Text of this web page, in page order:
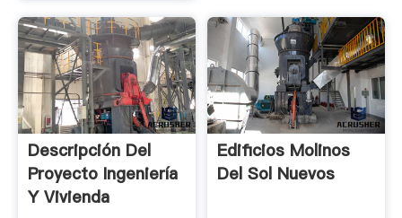
Descripción Del
Proyecto Ingeniería
Y Vivienda
Edificios Molinos
Del Sol Nuevos